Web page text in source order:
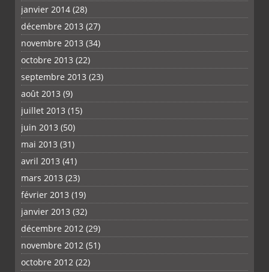
janvier 2014 (28)
décembre 2013 (27)
novembre 2013 (34)
octobre 2013 (22)
septembre 2013 (23)
août 2013 (9)
juillet 2013 (15)
juin 2013 (50)
mai 2013 (31)
avril 2013 (41)
mars 2013 (23)
février 2013 (19)
janvier 2013 (32)
décembre 2012 (29)
novembre 2012 (51)
octobre 2012 (22)